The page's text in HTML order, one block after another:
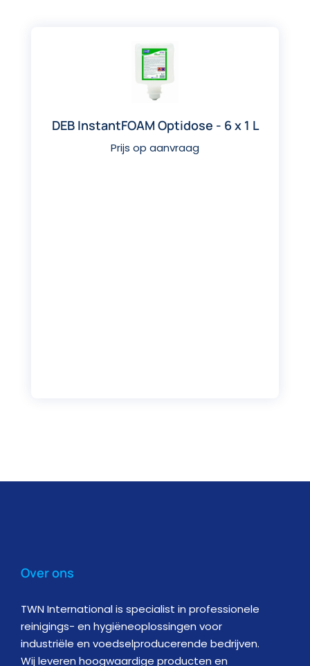
DEB InstantFOAM Optidose - 6 x 1 L
Prijs op aanvraag
Over ons
TWN International is specialist in professionele
reinigings- en hygiëneoplossingen voor
industriële en voedselproducerende bedrijven.
Wij leveren hoogwaardige producten en